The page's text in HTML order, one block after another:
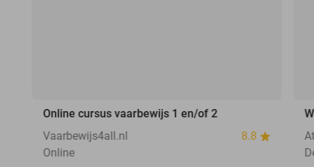
Online cursus vaarbewijs 1 en/of 2
Vaarbewijs4all.nl
8.8
Online